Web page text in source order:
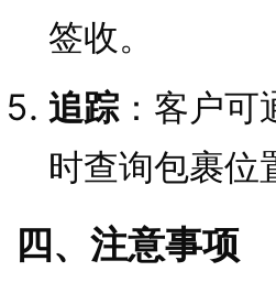
签收。
追踪：客户可
时查询包裹位
四、注意事项